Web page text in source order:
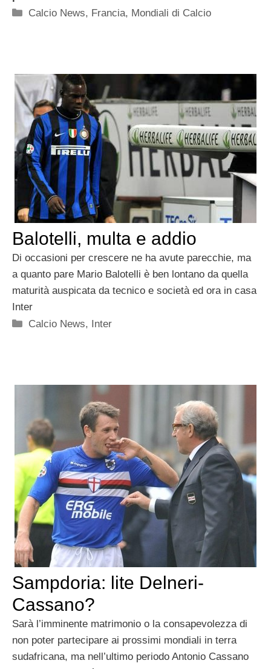
Categorie
Calcio News, Francia, Mondiali di Calcio
Balotelli, multa e addio
Di occasioni per crescere ne ha avute parecchie, ma
a quanto pare Mario Balotelli è ben lontano da quella
maturità auspicata da tecnico e società ed ora in casa
Inter
Categorie
Calcio News, Inter
Sampdoria: lite Delneri-
Cassano?
Sarà l’imminente matrimonio o la consapevolezza di
non poter partecipare ai prossimi mondiali in terra
sudafricana, ma nell’ultimo periodo Antonio Cassano